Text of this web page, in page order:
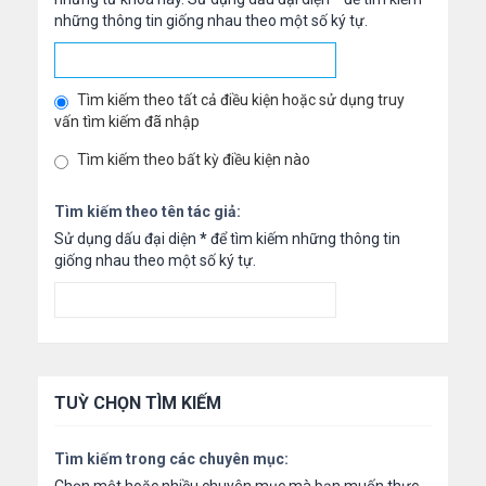
những thông tin giống nhau theo một số ký tự.
Tìm kiếm theo tất cả điều kiện hoặc sử dụng truy
vấn tìm kiếm đã nhập
Tìm kiếm theo bất kỳ điều kiện nào
Tìm kiếm theo tên tác giả:
Sử dụng dấu đại diện *để tìm kiếm những thông tin
giống nhau theo một số ký tự.
TUỲ CHỌN TÌM KIẾM
Tìm kiếm trong các chuyên mục: